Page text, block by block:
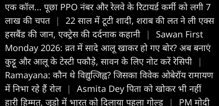
एक कॉल... पूछा PPO नंबर और रेलवे के रिटायर्ड कर्मी को लगी 7
लाख की चपत |
22 साल में टूटी शादी, शराब की लत ने ली एक्स
हसबैंड की जान, एक्ट्रेस की दर्दनाक कहानी
|
Sawan First
Monday 2026: व्रत में सादे आलू खाकर हो गए बोर? अब बनाएं
कुट्टू और आलू के टेस्टी पकौड़े, सावन के लिए नोट करें रेसिपी
|
Ramayana: कौन थे विद्युत्जिह्व? जिसका विवेक ओबेरॉय रामायण
में निभा रहे हैं रोल |
Asmita Dey पिता को खोकर भी नहीं
हारी हिम्मत, जूडो में भारत को दिलाया पहला गोल्ड
|
PM मोदी